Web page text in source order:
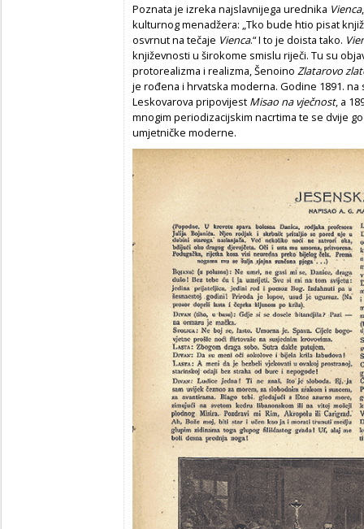
Poznata je izreka najslavnijega urednika Vienca
kulturnog menadžera: „Tko bude htio pisat
osvrnut na tečaje Vienca.“ I to je doista tako.
književnosti u širokome smislu riječi. Tu su
protorealizma i realizma, Šenoino Zlatarovo
je rođena i hrvatska moderna. Godine 1891. na
Leskovarova pripovijest Misao na vječnost, a
mnogim periodizacijskim nacrtima te se dvije
umjetničke moderne.